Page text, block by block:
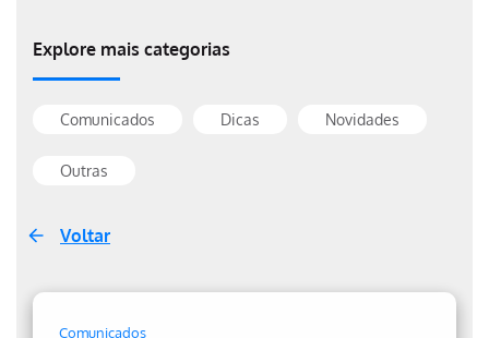
Explore mais categorias
Comunicados Dicas Novidades
Outras
Voltar
Comunicados